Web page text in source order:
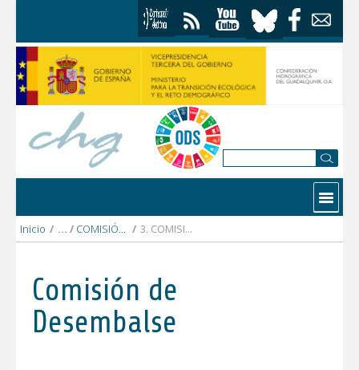
Contactar
Inicio / COMISIÓN DESEMBALSE 2021 / 3. COMISIÓN DESEMBALSE 2 noviembre 2021
Comisión de
Desembalse